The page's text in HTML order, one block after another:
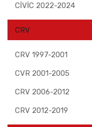
CİVİC 2022-2024
CRV
CRV 1997-2001
CVR 2001-2005
CRV 2006-2012
CRV 2012-2019